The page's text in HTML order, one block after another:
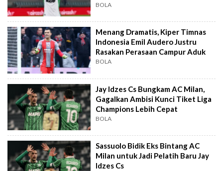
BOLA
Menang Dramatis, Kiper Timnas
Indonesia Emil Audero Justru
Rasakan Perasaan Campur Aduk
BOLA
Jay Idzes Cs Bungkam AC Milan,
Gagalkan Ambisi Kunci Tiket Liga
Champions Lebih Cepat
BOLA
Sassuolo Bidik Eks Bintang AC
Milan untuk Jadi Pelatih Baru Jay
Idzes Cs